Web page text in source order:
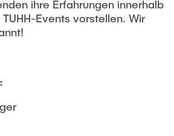
ihre Erfahrungen innerhalb
Events vorstellen. Wir